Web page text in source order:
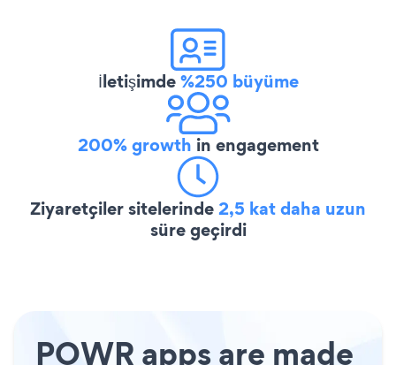
İletişimde%250 büyüme
200% growth in engagement
Ziyaretçiler sitelerinde2,5 kat daha uzun
süre geçirdi
POWR apps are made